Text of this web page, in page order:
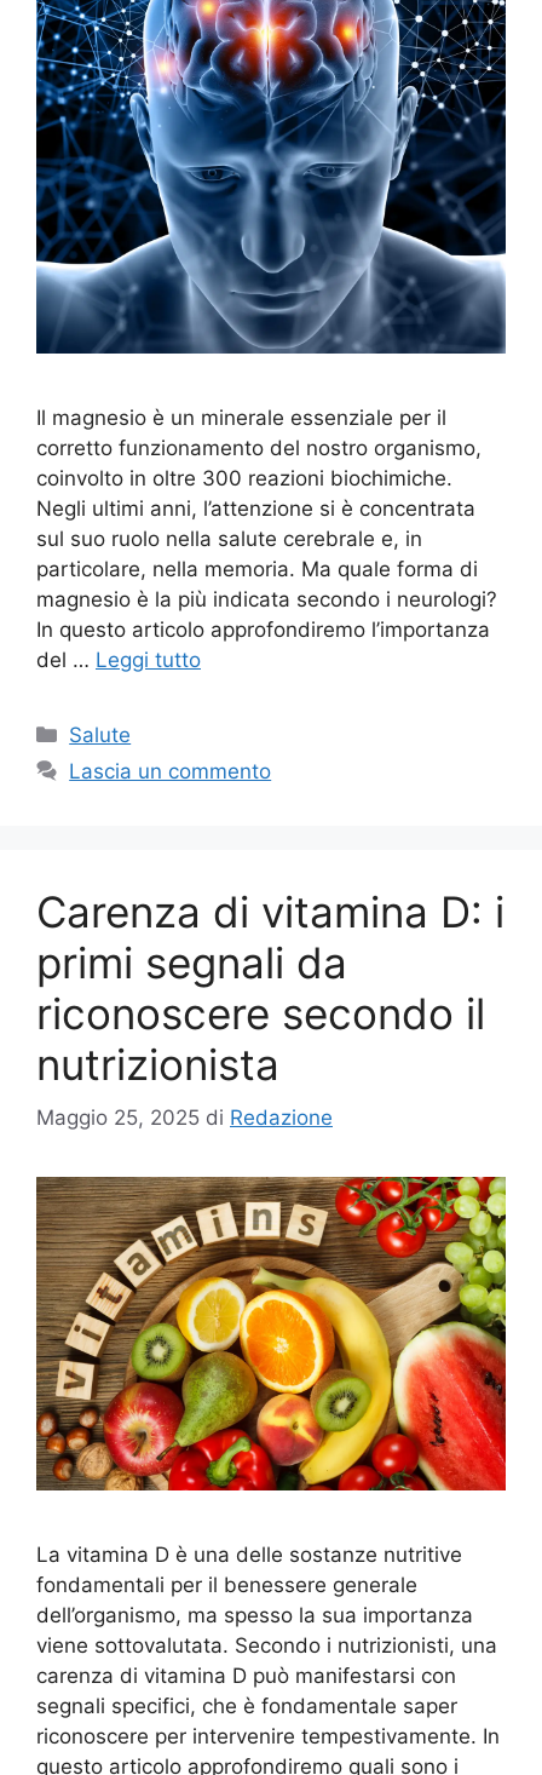
Il magnesio è un minerale essenziale per il
corretto funzionamento del nostro organismo,
coinvolto in oltre 300 reazioni biochimiche.
Negli ultimi anni, l’attenzione si è concentrata
sul suo ruolo nella salute cerebrale e, in
particolare, nella memoria. Ma quale forma di
magnesio è la più indicata secondo i neurologi?
In questo articolo approfondiremo l’importanza
del … Leggi tutto
Categorie
Salute
Lascia un commento
Carenza di vitamina D: i
primi segnali da
riconoscere secondo il
nutrizionista
Maggio 25, 2025 di Redazione
La vitamina D è una delle sostanze nutritive
fondamentali per il benessere generale
dell’organismo, ma spesso la sua importanza
viene sottovalutata. Secondo i nutrizionisti, una
carenza di vitamina D può manifestarsi con
segnali specifici, che è fondamentale saper
riconoscere per intervenire tempestivamente. In
questo articolo approfondiremo quali sono i